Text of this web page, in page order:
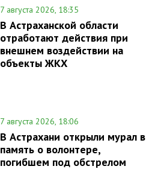
7 августа 2026, 18:35
В Астраханской области
отработают действия при
внешнем воздействии на
объекты ЖКХ
7 августа 2026, 18:06
В Астрахани открыли мурал в
память о волонтере,
погибшем под обстрелом